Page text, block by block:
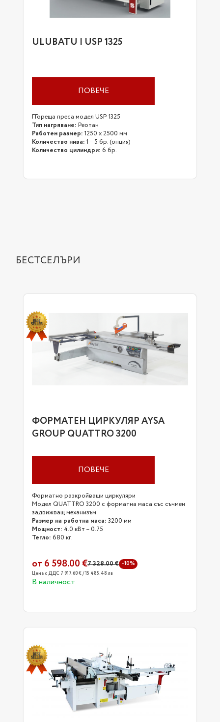
ULUBATU | USP 1325
ПОВЕЧЕ
ГГореща преса модел USP 1325
Тип нагряване: Реотан
Работен размер: 1250 х 2500 мм
Количество нива: 1 – 5 бр. (опция)
Количество цилиндри: 6 бр.
БЕСТСЕЛЪРИ
ФОРМАТЕН ЦИРКУЛЯР AYSA
GROUP QUATTRO 3200
ПОВЕЧЕ
Форматно разкройващи циркуляри
Mодел QUATTRO 3200 с форматна маса със съчмен
задвижващ механизъм
Размер на работна маса: 3200 мм
Мощност: 4.0 кВт – 0.75
Тегло: 680 кг.
от 6 598.00 €7 328.00 € -10%
Цена с ДДС 7 917.60 € / 15 485.48 лв
В наличност